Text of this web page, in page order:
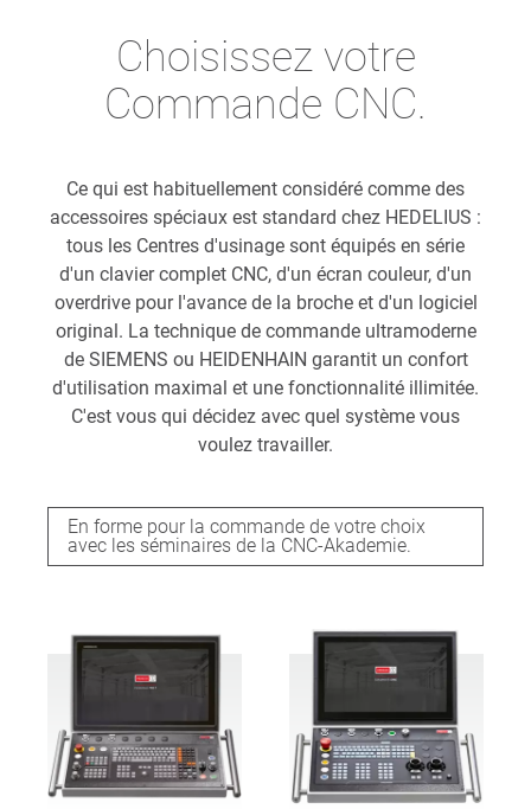
Choisissez votre
Commande CNC.
Ce qui est habituellement considéré comme des
accessoires spéciaux est standard chez HEDELIUS :
tous les Centres d'usinage sont équipés en série
d'un clavier complet CNC, d'un écran couleur, d'un
overdrive pour l'avance de la broche et d'un logiciel
original. La technique de commande ultramoderne
de SIEMENS ou HEIDENHAIN garantit un confort
d'utilisation maximal et une fonctionnalité illimitée.
C'est vous qui décidez avec quel système vous
voulez travailler.
En forme pour la commande de votre choix
avec les séminaires de la CNC-Akademie.